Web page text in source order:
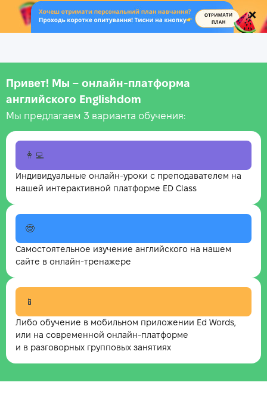
.
Привет! Мы – онлайн‑платформа
английского Englishdom
Мы предлагаем 3 варианта обучения:
👩‍💻
Индивидуальные онлайн-уроки с преподавателем на
нашей интерактивной платформе ED Class
🤓
Самостоятельное изучение английского на нашем
сайте в онлайн-тренажере
📱
Либо обучение в мобильном приложении Ed Words,
или на современной онлайн-платформе
и в разговорных групповых занятиях